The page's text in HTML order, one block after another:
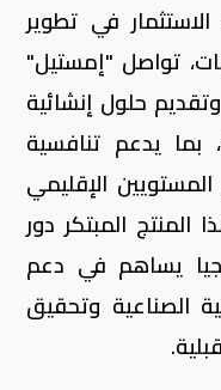
في تطوير
تواصل "إمستيل"
حلول إنشائية
بما يدعم تنافسية
الإقليمي
المبتكر دور
يساهم في دعم
الصناعية وتحقيق